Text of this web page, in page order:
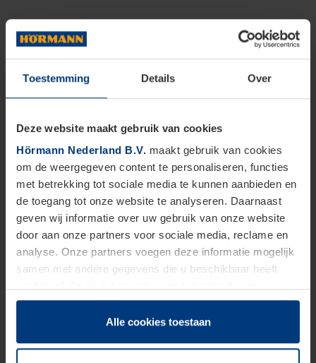
Toestemming Details Over
Deze website maakt gebruik van cookies
Hörmann Nederland B.V. maakt gebruik van cookies
om de weergegeven content te personaliseren, functies
met betrekking tot sociale media te kunnen aanbieden en
de toegang tot onze website te analyseren. Daarnaast
geven wij informatie over uw gebruik van onze website
door aan onze partners voor sociale media, reclame en
analyse. Onze partners voegen deze informatie mogelijk
samen met andere gegevens die u beschikbaar heeft
dienstverlening hebben verzameld.
Juridisch zijn wij gerechtigd om cookies op uw computer
onze pagina's absoluut noodzakelijk is. Voor alle andere
Alle cookies toestaan